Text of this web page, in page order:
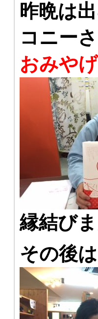
昨晩は
コニー
おみや
縁結び
その後